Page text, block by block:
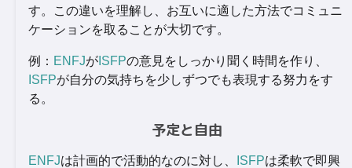
す。この違いを理解し、お互いに適した方法でコミュニ
ケーションを取ることが大切です。
例： ENFJが ISFPの意見をしっかり聞く時間を作り、
ISFPが自分の気持ちを少しずつでも表現する努力をす
る。
予定と自由
ENFJは計画的で活動的なのに対し、 ISFPは柔軟で即興